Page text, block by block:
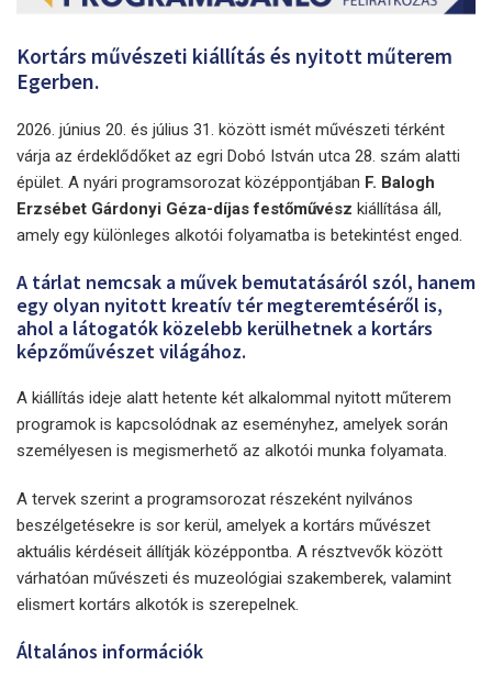
Kortárs művészeti kiállítás és nyitott műterem
Egerben.
2026. június 20. és július 31. között ismét művészeti térként
várja az érdeklődőket az egri Dobó István utca 28. szám alatti
épület. A nyári programsorozat középpontjában F. Balogh
Erzsébet Gárdonyi Géza-díjas festőművész kiállítása áll,
amely egy különleges alkotói folyamatba is betekintést enged.
A tárlat nemcsak a művek bemutatásáról szól, hanem
egy olyan nyitott kreatív tér megteremtéséről is,
ahol a látogatók közelebb kerülhetnek a kortárs
képzőművészet világához.
A kiállítás ideje alatt hetente két alkalommal nyitott műterem
programok is kapcsolódnak az eseményhez, amelyek során
személyesen is megismerhető az alkotói munka folyamata.
A tervek szerint a programsorozat részeként nyilvános
beszélgetésekre is sor kerül, amelyek a kortárs művészet
aktuális kérdéseit állítják középpontba. A résztvevők között
várhatóan művészeti és muzeológiai szakemberek, valamint
elismert kortárs alkotók is szerepelnek.
Általános információk